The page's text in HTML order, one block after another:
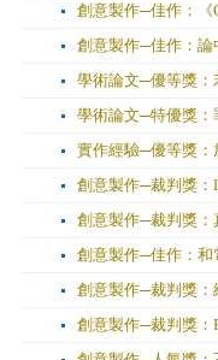
創意製作─佳作：《
創意製作─佳作：
學術論文─優等獎：
學術論文─特優獎：
實作經驗─優等獎：
創意製作─裁判獎：
創意製作─裁判獎：
創意製作─佳作：和
創意製作─裁判獎：
創意製作─裁判獎：